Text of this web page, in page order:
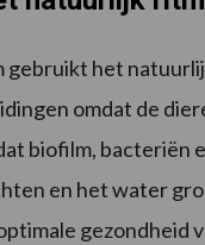
gebruikt het
omdat de
biofilm,
en het water
gezondheid